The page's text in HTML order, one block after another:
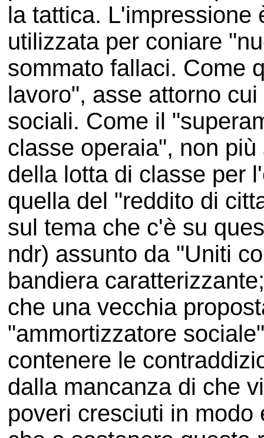
la tattica. L'impressione
utilizzata per coniare
sommato fallaci. Come
lavoro", asse attorno
sociali. Come il
classe operaia", non
della lotta di classe per
quella del "reddito di
sul tema che c'è su
ndr) assunto da "Uniti
bandiera
che una vecchia
"ammortizzatore
contenere le
dalla mancanza di che
poveri cresciuti in